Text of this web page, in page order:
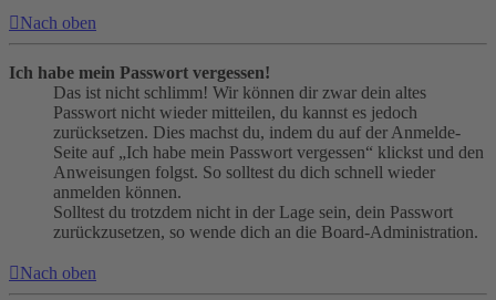
Nach oben
Ich habe mein Passwort vergessen!
Das ist nicht schlimm! Wir können dir zwar dein altes
Passwort nicht wieder mitteilen, du kannst es jedoch
zurücksetzen. Dies machst du, indem du auf der Anmelde-
Seite auf „Ich habe mein Passwort vergessen“ klickst und den
Anweisungen folgst. So solltest du dich schnell wieder
anmelden können.
Solltest du trotzdem nicht in der Lage sein, dein Passwort
zurückzusetzen, so wende dich an die Board-Administration.
Nach oben